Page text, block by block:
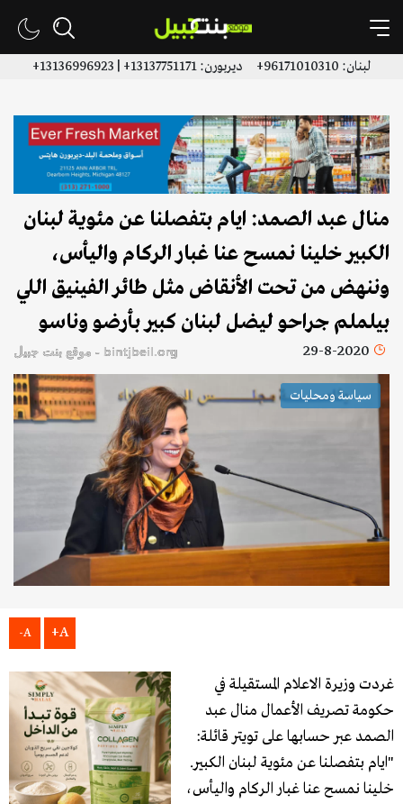
لبنان: 96171010310+ ديربورن: 13137751171+ | 13136996923+
منال عبد الصمد: ايام بتفصلنا عن مئوية لبنان
الكبير خلينا نمسح عنا غبار الركام واليأس،
وننهض من تحت الأنقاض مثل طائر الفينيق اللي
بيلملم جراحو ليضل لبنان كبير بأرضو وناسو
29-8-2020 bintjbeil.org - موقع بنت جبيل
سياسة ومحليات
A+
A-
غردت وزيرة الاعلام المستقيلة في
حكومة تصريف الأعمال منال عبد
الصمد عبر حسابها على تويتر قائلة:
"ايام بتفصلنا عن مئوية لبنان الكبير.
خلينا نمسح عنا غبار الركام واليأس،